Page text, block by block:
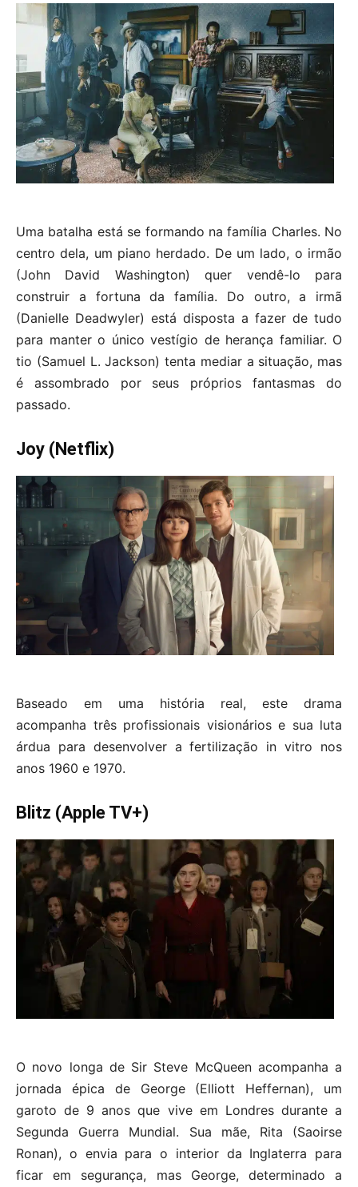
Uma batalha está se formando na família Charles. No
centro dela, um piano herdado. De um lado, o irmão
(John David Washington) quer vendê-lo para
construir a fortuna da família. Do outro, a irmã
(Danielle Deadwyler) está disposta a fazer de tudo
para manter o único vestígio de herança familiar. O
tio (Samuel L. Jackson) tenta mediar a situação, mas
é assombrado por seus próprios fantasmas do
passado.
Joy (Netflix)
Baseado em uma história real, este drama
acompanha três profissionais visionários e sua luta
árdua para desenvolver a fertilização in vitro nos
anos 1960 e 1970.
Blitz (Apple TV+)
O novo longa de Sir Steve McQueen acompanha a
jornada épica de George (Elliott Heffernan), um
garoto de 9 anos que vive em Londres durante a
Segunda Guerra Mundial. Sua mãe, Rita (Saoirse
Ronan), o envia para o interior da Inglaterra para
ficar em segurança, mas George, determinado a